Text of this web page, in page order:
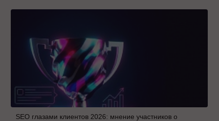
SEO глазами клиентов 2026: мнение участников о